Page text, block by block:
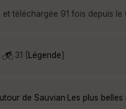
téléchargée 91 fois depuis le
31 [ Légende]
de Sauvian· Les plus